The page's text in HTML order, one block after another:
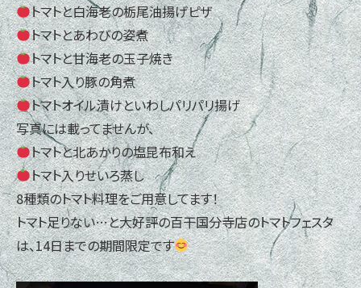
トマトと白海老の栃尾油揚げピザ
トマトとあわびの姿煮
トマトと甘海老の玉子焼き
トマト入り豚の角煮
トマトオイル漬けといわしパリパリ揚げ
写真には載ってませんが、
トマトと北あかりの塩昆布和え
トマト入りせいろ蒸し
8種類のトマト料理をご用意してます！
トマト足りない…と大好評の百干国分寺店のトマトフェスタ
は、14日までの期間限定です